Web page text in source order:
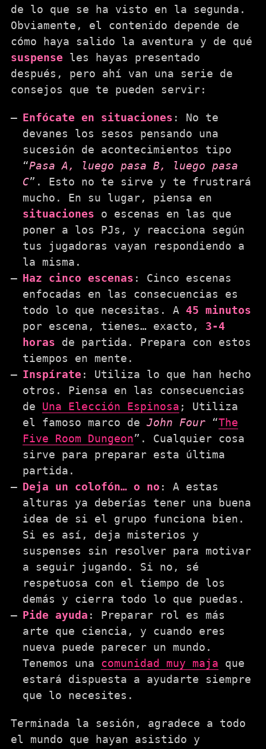
de lo que se ha visto en la segunda.
Obviamente, el contenido depende de
cómo haya salido la aventura y de qué
suspense les hayas presentado
después, pero ahí van una serie de
consejos que te pueden servir:
Enfócate en situaciones : No te
devanes los sesos pensando una
sucesión de acontecimientos tipo
“Pasa A, luego pasa B, luego pasa
C”. Esto no te sirve y te frustrará
mucho. En su lugar, piensa en
situaciones o escenas en las que
poner a los PJs, y reacciona según
tus jugadoras vayan respondiendo a
la misma.
Haz cinco escenas : Cinco escenas
enfocadas en las consecuencias es
todo lo que necesitas. A 45 minutos
por escena, tienes… exacto, 3-4
horas de partida. Prepara con estos
tiempos en mente.
Inspírate: Utiliza lo que han hecho
otros. Piensa en las consecuencias
de Una Elección Espinosa ; Utiliza
el famoso marco deJohn Four “The
Five Room Dungeon”. Cualquier cosa
sirve para preparar esta última
partida.
Deja un colofón… o no : A estas
alturas ya deberías tener una buena
idea de si el grupo funciona bien.
Si es así, deja misterios y
suspenses sin resolver para motivar
a seguir jugando. Si no, sé
respetuosa con el tiempo de los
demás y cierra todo lo que puedas.
Pide ayuda : Preparar rol es más
arte que ciencia, y cuando eres
nueva puede parecer un mundo.
Tenemos una comunidad muy maja que
estará dispuesta a ayudarte siempre
que lo necesites.
Terminada la sesión, agradece a todo
el mundo que hayan asistido y